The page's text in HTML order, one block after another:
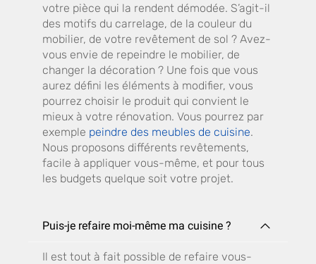
votre pièce qui la rendent démodée. S’agit-il
des motifs du carrelage, de la couleur du
mobilier, de votre revêtement de sol ? Avez-
vous envie de repeindre le mobilier, de
changer la décoration ? Une fois que vous
aurez défini les éléments à modifier, vous
pourrez choisir le produit qui convient le
mieux à votre rénovation. Vous pourrez par
exemple peindre des meubles de cuisine.
Nous proposons différents revêtements,
facile à appliquer vous-même, et pour tous
les budgets quelque soit votre projet.
Puis-je refaire moi-même ma cuisine ?
Il est tout à fait possible de refaire vous-